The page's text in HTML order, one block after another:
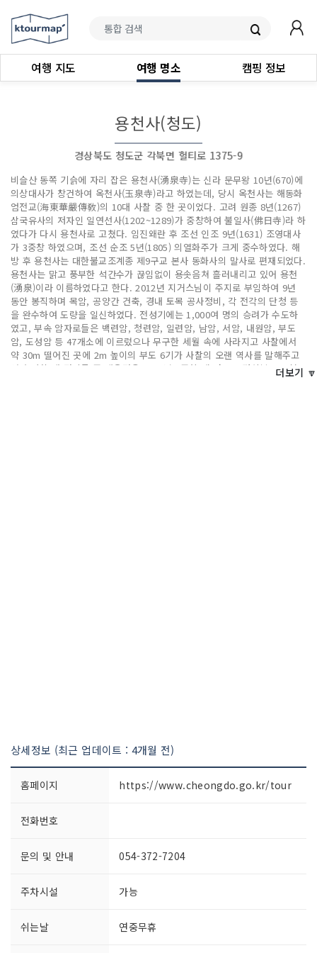
여행 지도 여행 명소 캠핑 정보
용천사(청도)
경상북도 청도군 각북면 헐티로 1375-9
비슬산 동쪽 기슭에 자리 잡은 용천사(湧泉寺)는 신라 문무왕 10년(670)에
의상대사가 창건하여 옥천사(玉泉寺)라고 하였는데, 당시 옥천사는 해동화
엄전교(海東華嚴傳敎)의 10대 사찰 중 한 곳이었다. 고려 원종 8년(1267)
삼국유사의 저자인 일연선사(1202~1289)가 중창하여 불일사(佛日寺)라 하
였다가 다시 용천사로 고쳤다. 임진왜란 후 조선 인조 9년(1631) 조영대사
가 3중창 하였으며, 조선 순조 5년(1805) 의열화주가 크게 중수하였다. 해
방 후 용천사는 대한불교조계종 제9구교 본사 동화사의 말사로 편재되었다.
용천사는 맑고 풍부한 석간수가 끊임없이 용솟음쳐 흘러내리고 있어 용천
(湧泉)이라 이름하였다고 한다. 2012년 지거스님이 주지로 부임하여 9년
동안 봉직하며 목암, 공양간 건축, 경내 토목 공사정비, 각 전각의 단청 등
을 완수하여 도량을 일신하였다. 전성기에는 1,000여 명의 승려가 수도하
였고, 부속 암자로들은 백련암, 청련암, 일련암, 남암, 서암, 내원암, 부도
암, 도성암 등 47개소에 이르렀으나 무구한 세월 속에 사라지고 사찰에서
약 30m 떨어진 곳에 2m 높이의 부도 6기가 사찰의 오랜 역사를 말해주고
있다.사찰 내 전각들 중 대웅전은 1631년 3중창 때 것으로 경상북도 유형
문화유산 제295호로 지정되어 있다. 또한 대웅전 내 후불탱화 영산회상도
더보기 🔽
상세정보 (최근 업데이트 : 4개월 전)
홈페이지 https://www.cheongdo.go.kr/tour
전화번호
문의 및 안내 054-372-7204
주차시설 가능
쉬는날 연중무휴